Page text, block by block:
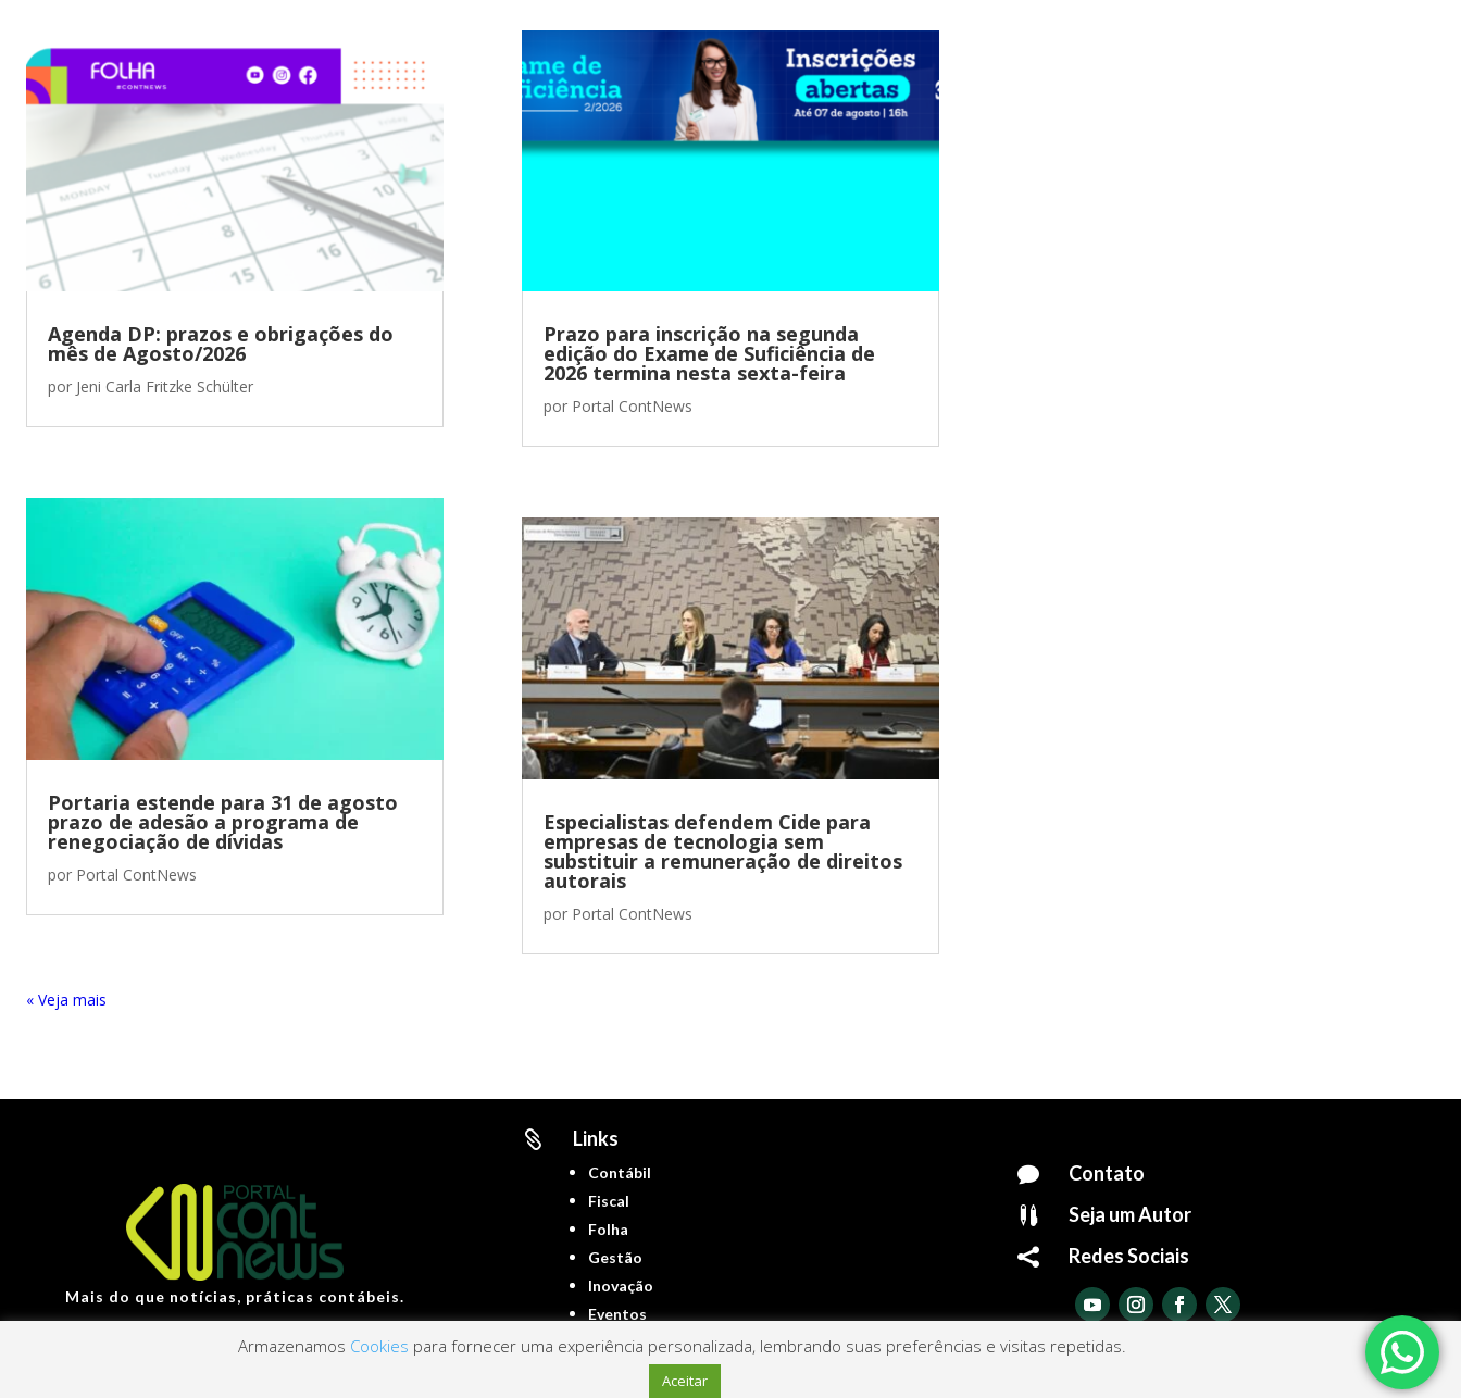
Agenda DP: prazos e obrigações do
mês de Agosto/2026
por Jeni Carla Fritzke Schülter
Portaria estende para 31 de agosto
prazo de adesão a programa de
renegociação de dívidas
por Portal ContNews
Prazo para inscrição na segunda
edição do Exame de Suficiência de
2026 termina nesta sexta-feira
por Portal ContNews
Especialistas defendem Cide para
empresas de tecnologia sem
substituir a remuneração de direitos
autorais
por Portal ContNews
« Entradas Antigas
Mais do que notícias, práticas contábeis.
 Links
Contábil
Fiscal
Folha
Gestão
Inovação
Eventos
 Contato
 Seja um Autor
 Redes Sociais
Portal ContNews © 2022 – Todos os direitos reservados | Mantido por
Armazenamos Cookies para fornecer uma experiência personalizada, lembrando suas preferências e visitas repetidas.
Aceitar